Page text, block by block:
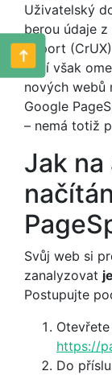
Uživatelský
berou údaje
Report
Mají však
nových webů
Google
– nemá totiž
Jak
Svůj web si
zanalyzovat
Postupujte
https://
Do